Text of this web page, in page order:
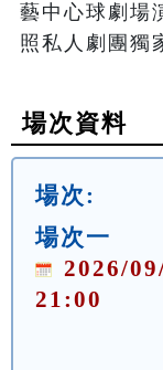
藝中心球劇場
照私人劇團獨
場次資料
場次:
場次一
2026/
21:00